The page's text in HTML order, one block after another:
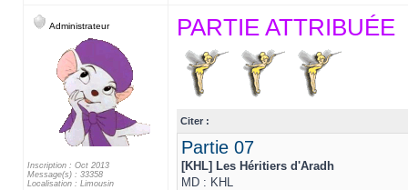
Administrateur
Inscription : Oct 2013
Message(s) : 33358
Localisation : Limousin
PARTIE ATTRIBUÉE
Citer :
Partie 07
[KHL] Les Héritiers d'Aradh
MD : KHL